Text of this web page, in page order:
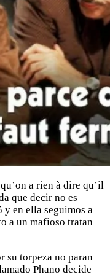
a rien à dire qu’il
que decir no es
en ella seguimos a
a un mafioso tratan
su torpeza no paran
Phano decide